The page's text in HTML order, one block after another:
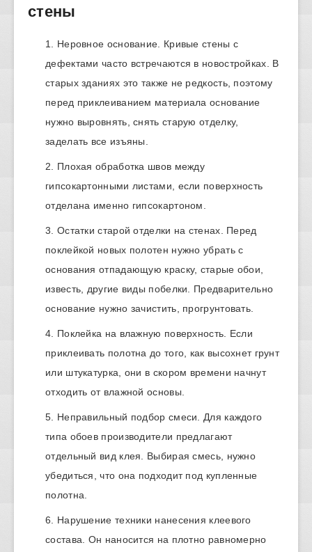
стены
Неровное основание. Кривые стены с
дефектами часто встречаются в новостройках. В
старых зданиях это также не редкость, поэтому
перед приклеиванием материала основание
нужно выровнять, снять старую отделку,
заделать все изъяны.
Плохая обработка швов между
гипсокартонными листами, если поверхность
отделана именно гипсокартоном.
Остатки старой отделки на стенах. Перед
поклейкой новых полотен нужно убрать с
основания отпадающую краску, старые обои,
известь, другие виды побелки. Предварительно
основание нужно зачистить, прогрунтовать.
Поклейка на влажную поверхность. Если
приклеивать полотна до того, как высохнет грунт
или штукатурка, они в скором времени начнут
отходить от влажной основы.
Неправильный подбор смеси. Для каждого
типа обоев производители предлагают
отдельный вид клея. Выбирая смесь, нужно
убедиться, что она подходит под купленные
полотна.
Нарушение техники нанесения клеевого
состава. Он наносится на плотно равномерно